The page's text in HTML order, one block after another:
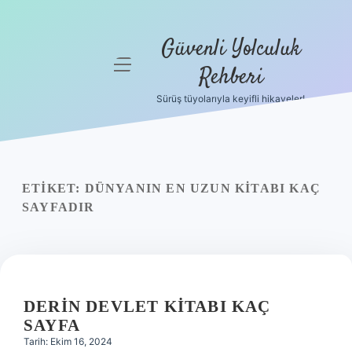
Yasal Uyarı
menüyü Güvenli Yolculuk
Rehberi
Sürüş tüyolarıyla keyifli hikayeler!
ETIKET: DÜNYANIN EN UZUN KITABI KAÇ
SAYFADIR
DERIN DEVLET KITABI KAÇ
SAYFA
Tarih: Ekim 16, 2024